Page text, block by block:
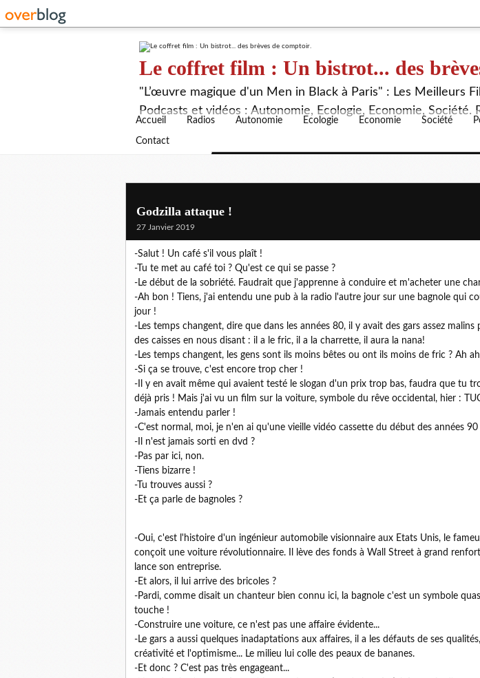
Le coffret film : Un bistrot... des
"L’œuvre magique d'un Men in Black à Paris" : Les Meilleurs
Podcasts et vidéos : Autonomie, Ecologie, Economie, Société.
Accueil Radios Autonomie Ecologie Economie Société
Contact
Godzilla attaque !
27 Janvier 2019
-Salut ! Un café s'il vous plaît !
-Tu te met au café toi ? Qu'est ce qui se passe ?
-Le début de la sobriété. Faudrait que j'apprenne à conduire et m'acheter une
-Ah bon ! Tiens, j'ai entendu une pub à la radio l'autre jour sur une bagnole qui
jour !
-Les temps changent, dire que dans les années 80, il y avait des gars assez
des caisses en nous disant : il a le fric, il a la charrette, il aura la nana!
-Les temps changent, les gens sont ils moins bêtes ou ont ils moins de fric ? Ah
-Si ça se trouve, c'est encore trop cher !
-Il y en avait même qui avaient testé le slogan d'un prix trop bas, faudra que tu
déjà pris ! Mais j'ai vu un film sur la voiture, symbole du rêve occidental, hier :
-Jamais entendu parler !
-C'est normal, moi, je n'en ai qu'une vieille vidéo cassette du début des années 90
-Il n'est jamais sorti en dvd ?
-Pas par ici, non.
-Tiens bizarre !
-Tu trouves aussi ?
-Et ça parle de bagnoles ?
-Oui, c'est l'histoire d'un ingénieur automobile visionnaire aux Etats Unis, le
conçoit une voiture révolutionnaire. Il lève des fonds à Wall Street à grand
lance son entreprise.
-Et alors, il lui arrive des bricoles ?
-Pardi, comme disait un chanteur bien connu ici, la bagnole c'est un symbole
touche !
-Construire une voiture, ce n'est pas une affaire évidente...
-Le gars a aussi quelques inadaptations aux affaires, il a les défauts de ses
créativité et l'optimisme... Le milieu lui colle des peaux de bananes.
-Et donc ? C'est pas très engageant...